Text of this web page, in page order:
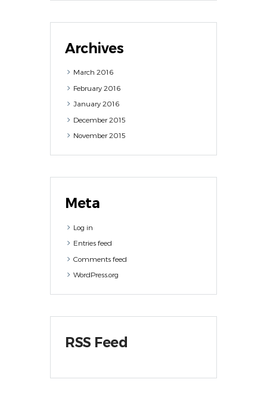
Archives
March2016
February2016
January2016
December2015
November2015
Meta
Log in
Entries feed
Comments feed
WordPress.org
RSS Feed